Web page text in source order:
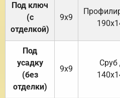
Под ключ
(с
отделкой)
9х9
Под
усадку
(без
отделки)
9х9